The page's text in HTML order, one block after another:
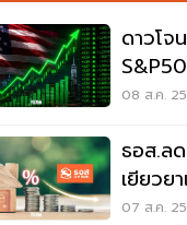
ดาวโจ
กังวลเ
08 ส.ค.
ธอส.ล
เยียวย
จ.นนท
07 ส.ค.